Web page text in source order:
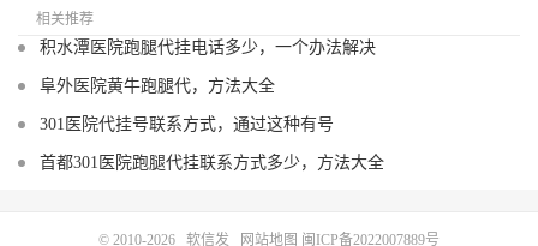
相关推荐
积水潭医院跑腿代挂电话多少，一个办法解决
阜外医院黄牛跑腿代，方法大全
301医院代挂号联系方式，通过这种有号
首都301医院跑腿代挂联系方式多少，方法大全
© 2010-2026 软信发 网站地图 闽ICP备2022007889号